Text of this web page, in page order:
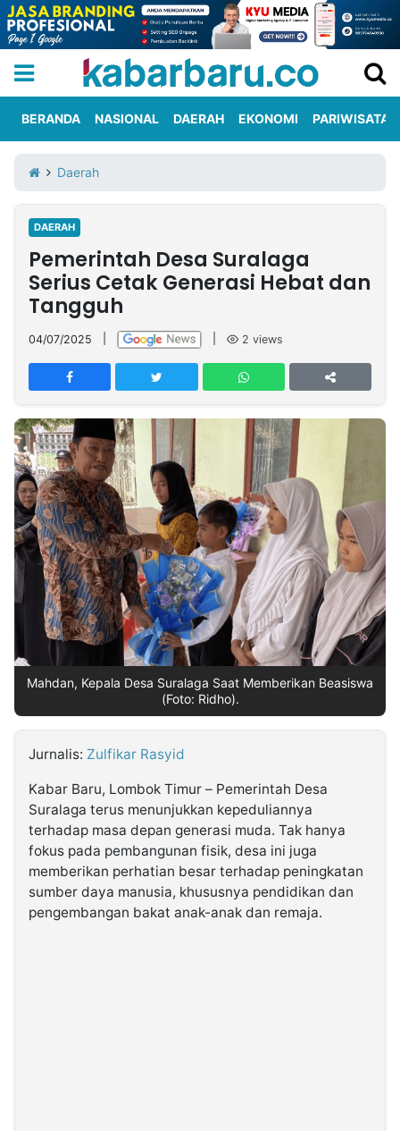
Iklan
Berita
Kami
Nasional
International
Olahraga
Entertainment
Daerah
Pariwisata
Kuliner
Kolom
Network
PT
TREETAN
INDONESIA
Partner
Insight
NTB
Suara
Time
Lens
IDN
Daily
Jogja
Jalan
Rakyat
Idealita
News
Kita
Notice
Radar
Baru
Seedbacklink
Follow
Kabarbaru
Kabarbaru.co
2026
BERANDA NASIONAL DAERAH EKONOMI PARIWISATA
Daerah
DAERAH
Pemerintah Desa Suralaga
Serius Cetak Generasi Hebat dan
Tangguh
04/07/2025 2 views
Mahdan, Kepala Desa Suralaga Saat Memberikan Beasiswa
(Foto: Ridho).
Jurnalis: Zulfikar Rasyid
Kabar Baru, Lombok Timur – Pemerintah Desa
Suralaga terus menunjukkan kepeduliannya
terhadap masa depan generasi muda. Tak hanya
fokus pada pembangunan fisik, desa ini juga
memberikan perhatian besar terhadap peningkatan
sumber daya manusia, khususnya pendidikan dan
pengembangan bakat anak-anak dan remaja.